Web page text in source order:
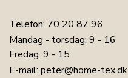
Telefon: 70 20 87 96
Mandag - torsdag: 9 - 16
Fredag: 9 - 15
E-mail: peter@home-tex.dk